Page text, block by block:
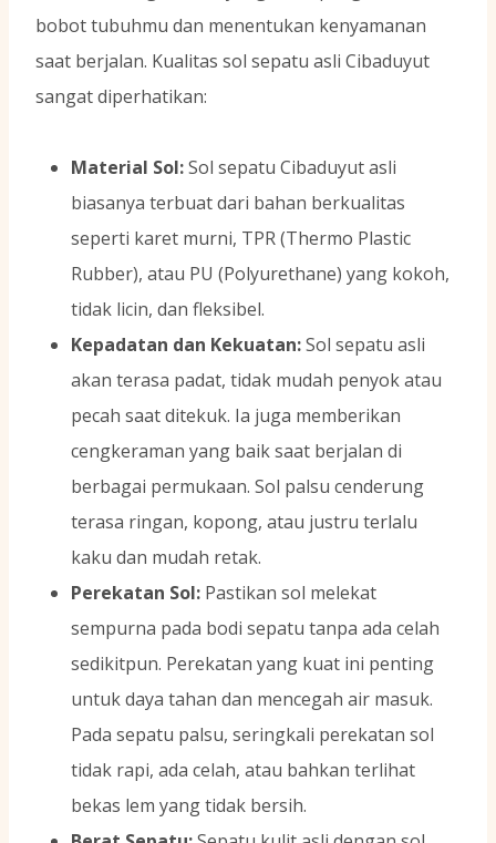
bobot tubuhmu dan menentukan kenyamanan
saat berjalan. Kualitas sol sepatu asli Cibaduyut
sangat diperhatikan:
Material Sol:Sol sepatu Cibaduyut asli
biasanya terbuat dari bahan berkualitas
seperti karet murni, TPR (Thermo Plastic
Rubber), atau PU (Polyurethane) yang kokoh,
tidak licin, dan fleksibel.
Kepadatan dan Kekuatan:Sol sepatu asli
akan terasa padat, tidak mudah penyok atau
pecah saat ditekuk. Ia juga memberikan
cengkeraman yang baik saat berjalan di
berbagai permukaan. Sol palsu cenderung
terasa ringan, kopong, atau justru terlalu
kaku dan mudah retak.
Perekatan Sol: Pastikan sol melekat
sempurna pada bodi sepatu tanpa ada celah
sedikitpun. Perekatan yang kuat ini penting
untuk daya tahan dan mencegah air masuk.
Pada sepatu palsu, seringkali perekatan sol
tidak rapi, ada celah, atau bahkan terlihat
bekas lem yang tidak bersih.